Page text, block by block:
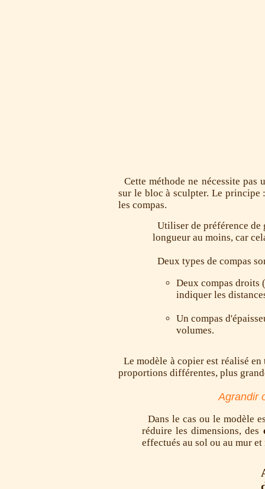
Cette méthode ne nécessite
sur le bloc à sculpter. Le principe
les compas.
Utiliser de préférence de
longueur au moins, car
Deux types de compas
Deux compas droits
indiquer les
Un compas
volumes.
Le modèle à copier est réalisé
proportions différentes, plus
Agrandir
Dans le cas ou le modèle
réduire les dimensions, des
effectués au sol ou au mur